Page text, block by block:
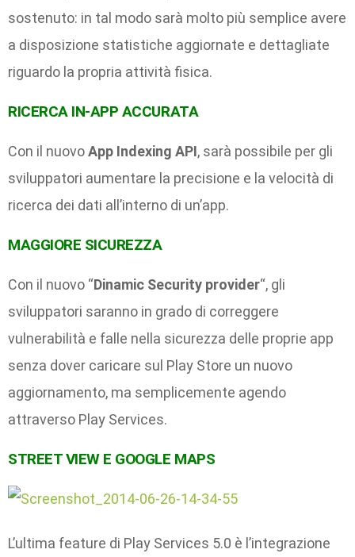
sostenuto: in tal modo sarà molto più semplice avere
a disposizione statistiche aggiornate e dettagliate
riguardo la propria attività fisica.
RICERCA IN-APP ACCURATA
Con il nuovoApp Indexing API, sarà possibile per gli
sviluppatori aumentare la precisione e la velocità di
ricerca dei dati all’interno di un’app.
MAGGIORE SICUREZZA
Con il nuovo “Dinamic Security provider“, gli
sviluppatori saranno in grado di correggere
vulnerabilità e falle nella sicurezza delle proprie app
senza dover caricare sul Play Store un nuovo
aggiornamento, ma semplicemente agendo
attraverso Play Services.
STREET VIEW E GOOGLE MAPS
L’ultima feature di Play Services 5.0 è l’integrazione